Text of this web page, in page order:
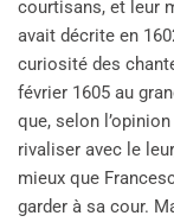
courtisans, et leur
avait décrite en
curiosité des
février 1605 au
que, selon
rivaliser avec le
mieux que
garder à sa cour.